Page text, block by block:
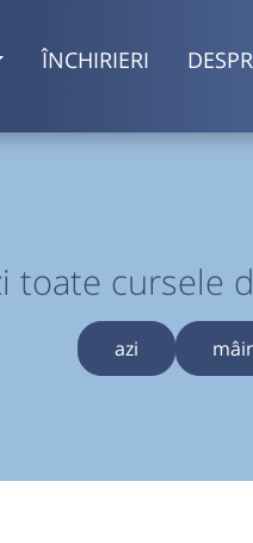
ÎNCHIRIERI
toate cursele
azi